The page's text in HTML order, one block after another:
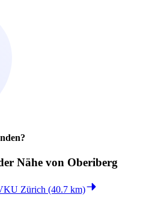
Nähe von Oberiberg
Zürich (40.7 km)